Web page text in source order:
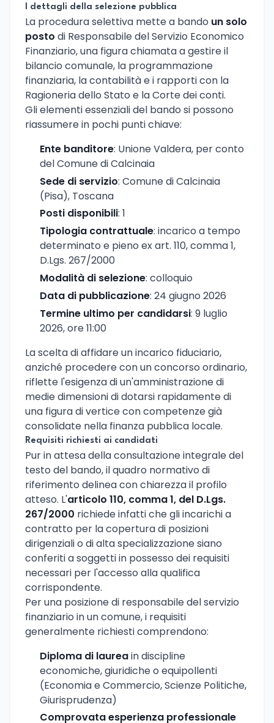
I dettagli della selezione pubblica
La procedura selettiva mette a bando un solo
posto di Responsabile del Servizio Economico
Finanziario, una figura chiamata a gestire il
bilancio comunale, la programmazione
finanziaria, la contabilità e i rapporti con la
Ragioneria dello Stato e la Corte dei conti.
Gli elementi essenziali del bando si possono
riassumere in pochi punti chiave:
Ente banditore: Unione Valdera, per conto
del Comune di Calcinaia
Sede di servizio: Comune di Calcinaia
(Pisa), Toscana
Posti disponibili: 1
Tipologia contrattuale: incarico a tempo
determinato e pieno ex art. 110, comma 1,
D.Lgs. 267/2000
Modalità di selezione: colloquio
Data di pubblicazione: 24 giugno 2026
Termine ultimo per candidarsi: 9 luglio
2026, ore 11:00
La scelta di affidare un incarico fiduciario,
anziché procedere con un concorso ordinario,
riflette l'esigenza di un'amministrazione di
medie dimensioni di dotarsi rapidamente di
una figura di vertice con competenze già
consolidate nella finanza pubblica locale.
Requisiti richiesti ai candidati
Pur in attesa della consultazione integrale del
testo del bando, il quadro normativo di
riferimento delinea con chiarezza il profilo
atteso. L'articolo 110, comma 1, del D.Lgs.
267/2000 richiede infatti che gli incarichi a
contratto per la copertura di posizioni
dirigenziali o di alta specializzazione siano
conferiti a soggetti in possesso dei requisiti
necessari per l'accesso alla qualifica
corrispondente.
Per una posizione di responsabile del servizio
finanziario in un comune, i requisiti
generalmente richiesti comprendono:
Diploma di laureain discipline
economiche, giuridiche o equipollenti
(Economia e Commercio, Scienze Politiche,
Giurisprudenza)
Comprovata esperienza professionale